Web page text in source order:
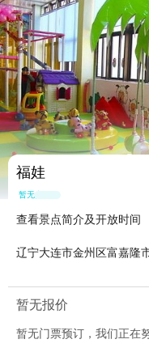
福娃
暂无点评
查看景点简介及开放时间
辽宁大连市金州区富嘉隆
暂无报价
暂无门票预订，我们正在
